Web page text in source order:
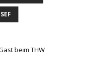
beim THW